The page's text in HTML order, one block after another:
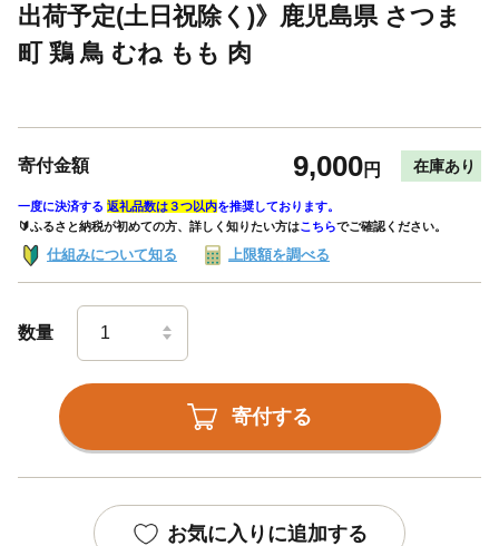
出荷予定(土日祝除く)》鹿児島県 さつま
町 鶏 鳥 むね もも 肉
寄付金額 9,000円 在庫あり
一度に決済する 返礼品数は３つ以内を推奨しております。
🔰ふるさと納税が初めての方、詳しく知りたい方はこちらでご確認ください。
仕組みについて知る 上限額を調べる
数量
寄付する
お気に入りに追加する